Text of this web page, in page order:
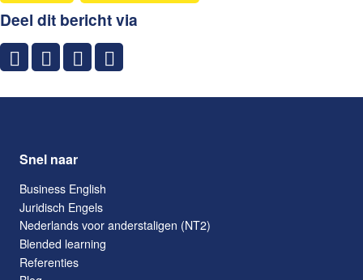
Deel dit bericht via
Snel naar
Business English
Juridisch Engels
Nederlands voor anderstaligen (NT2)
Blended learning
Referenties